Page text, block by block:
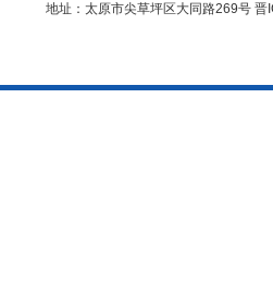
地址：太原市尖草坪区大同路269号 晋